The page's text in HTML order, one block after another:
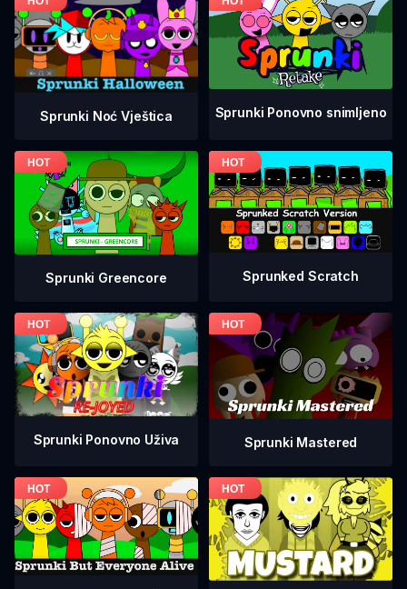
Sprunki Noć Vještica Sprunki Ponovno snimljeno
Sprunki Greencore Sprunked Scratch
Sprunki Ponovno Uživa Sprunki Mastered